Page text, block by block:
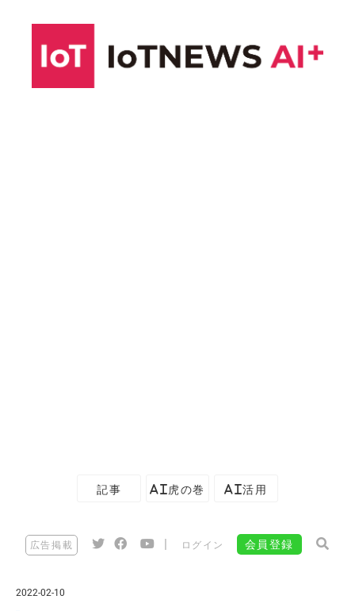
記事 AI虎の巻 AI活用
広告掲載 ログイン 会員登録
2022-02-10